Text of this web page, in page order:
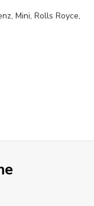
Mini, Rolls Royce,